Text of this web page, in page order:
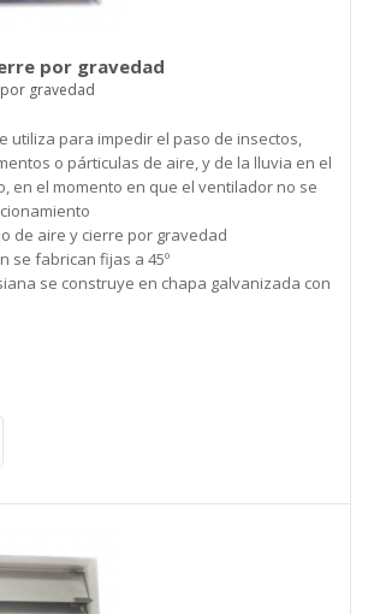
por gravedad
gravedad
utiliza para impedir el paso de insectos,
o párticulas de aire, y de la lluvia en el
en el momento en que el ventilador no se
de aire y cierre por gravedad
se fabrican fijas a 45º
se construye en chapa galvanizada con